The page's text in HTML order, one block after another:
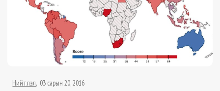
Нийтлэл 03 сарын 20, 2016